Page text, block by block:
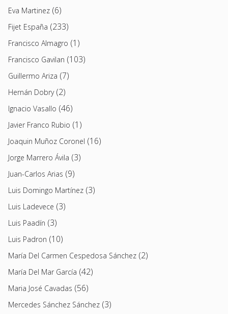
Eva Martinez (6)
Fijet España (233)
Francisco Almagro (1)
Francisco Gavilan (103)
Guillermo Ariza (7)
Hernán Dobry(2)
Ignacio Vasallo (46)
Javier Franco Rubio (1)
Joaquin Muñoz Coronel (16)
Jorge Marrero Ávila (3)
Juan-Carlos Arias (9)
Luis Domingo Martínez (3)
Luis Ladevece (3)
Luis Paadín (3)
Luis Padron (10)
María Del Carmen Cespedosa Sánchez (2)
María Del Mar García (42)
Maria José Cavadas (56)
Mercedes Sánchez Sánchez (3)